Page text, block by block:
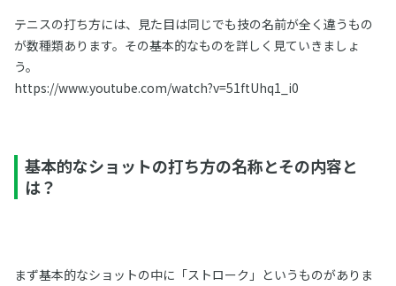
テニスの打ち方には、見た目は同じでも技の名前が全く違うもの
が数種類あります。その基本的なものを詳しく見ていきましょ
う。
https://www.youtube.com/watch?v=51ftUhq1_i0
基本的なショットの打ち方の名称とその内容と
は？
まず基本的なショットの中に「ストローク」というものがありま